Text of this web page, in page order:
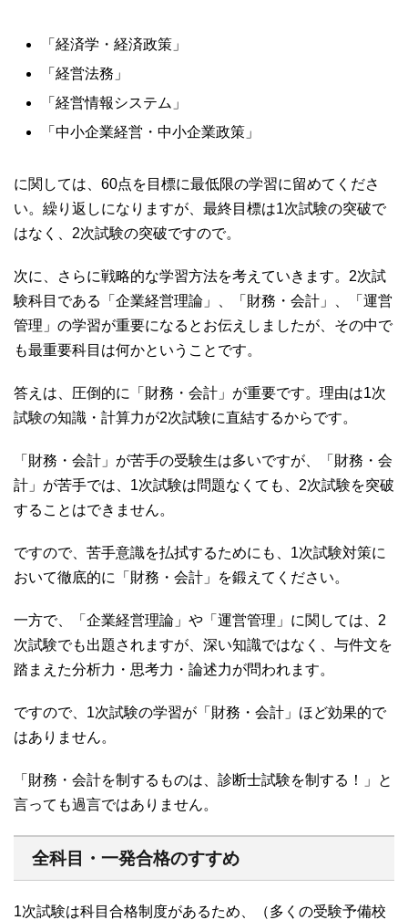
「経済学・経済政策」
「経営法務」
「経営情報システム」
「中小企業経営・中小企業政策」
に関しては、60点を目標に最低限の学習に留めてくださ
い。繰り返しになりますが、最終目標は1次試験の突破で
はなく、2次試験の突破ですので。
次に、さらに戦略的な学習方法を考えていきます。2次試
験科目である「企業経営理論」、「財務・会計」、「運営
管理」の学習が重要になるとお伝えしましたが、その中で
も最重要科目は何かということです。
答えは、圧倒的に「財務・会計」が重要です。理由は1次
試験の知識・計算力が2次試験に直結するからです。
「財務・会計」が苦手の受験生は多いですが、「財務・会
計」が苦手では、1次試験は問題なくても、2次試験を突破
することはできません。
ですので、苦手意識を払拭するためにも、1次試験対策に
おいて徹底的に「財務・会計」を鍛えてください。
一方で、「企業経営理論」や「運営管理」に関しては、2
次試験でも出題されますが、深い知識ではなく、与件文を
踏まえた分析力・思考力・論述力が問われます。
ですので、1次試験の学習が「財務・会計」ほど効果的で
はありません。
「財務・会計を制するものは、診断士試験を制する！」と
言っても過言ではありません。
全科目・一発合格のすすめ
1次試験は科目合格制度があるため、（多くの受験予備校